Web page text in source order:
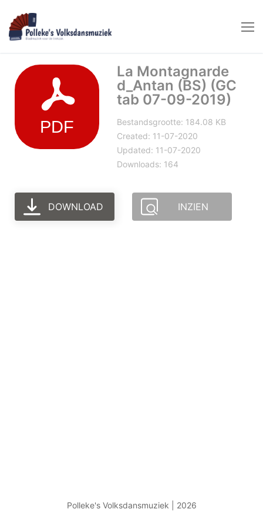
inhoud
La Montagnarde
d_Antan (BS) (GC
tab 07-09-2019)
Bestandsgrootte: 184.08 KB
Created: 11-07-2020
Updated: 11-07-2020
Downloads: 164
DOWNLOAD INZIEN
Polleke's Volksdansmuziek | 2026